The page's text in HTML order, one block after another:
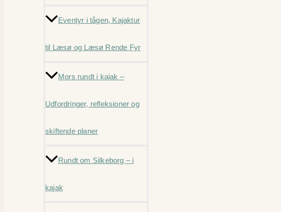
Eventyr i tågen, Kajaktur
til Læsø og Læsø Rende Fyr
Mors rundt i kajak –
Udfordringer, refleksioner og
skiftende planer
Rundt om Silkeborg – i
kajak